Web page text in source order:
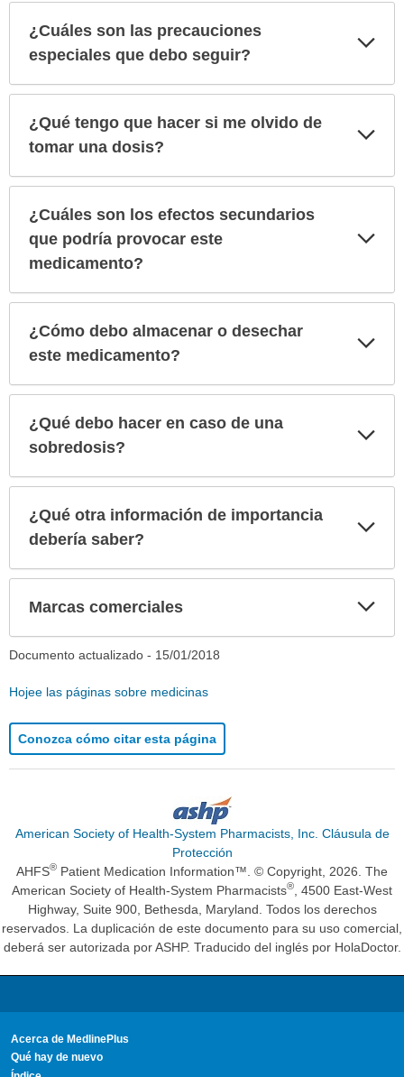
¿Cuáles son las precauciones
especiales que debo seguir?
¿Qué tengo que hacer si me olvido de
tomar una dosis?
¿Cuáles son los efectos secundarios
que podría provocar este
medicamento?
¿Cómo debo almacenar o desechar
este medicamento?
¿Qué debo hacer en caso de una
sobredosis?
¿Qué otra información de importancia
debería saber?
Marcas comerciales
Documento actualizado - 15/01/2018
Hojee las páginas sobre medicinas
Conozca cómo citar esta página
American Society of Health-System Pharmacists, Inc. Cláusula de
Protección
AHFS® Patient Medication Information™. © Copyright, 2026. The
American Society of Health-System Pharmacists®
, 4500 East-West
Highway, Suite 900, Bethesda, Maryland. Todos los derechos
reservados. La duplicación de este documento para su uso comercial,
deberá ser autorizada por ASHP. Traducido del inglés por HolaDoctor.
Acerca de MedlinePlus
Qué hay de nuevo